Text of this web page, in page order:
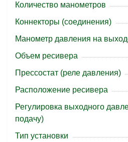
Количество манометров
Коннекторы (соединения)
Манометр давления на
Объем ресивера
Прессостат (реле давления)
Расположение ресивера
Регулировка выходного
подачу)
Тип установки